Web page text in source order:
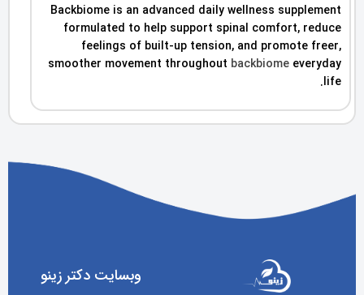
Backbiome is an advanced daily wellness supplement
formulated to help support spinal comfort, reduce
feelings of built-up tension, and promote freer,
smoother movement throughout backbiome everyday
life.
وبسایت دکتر زینو